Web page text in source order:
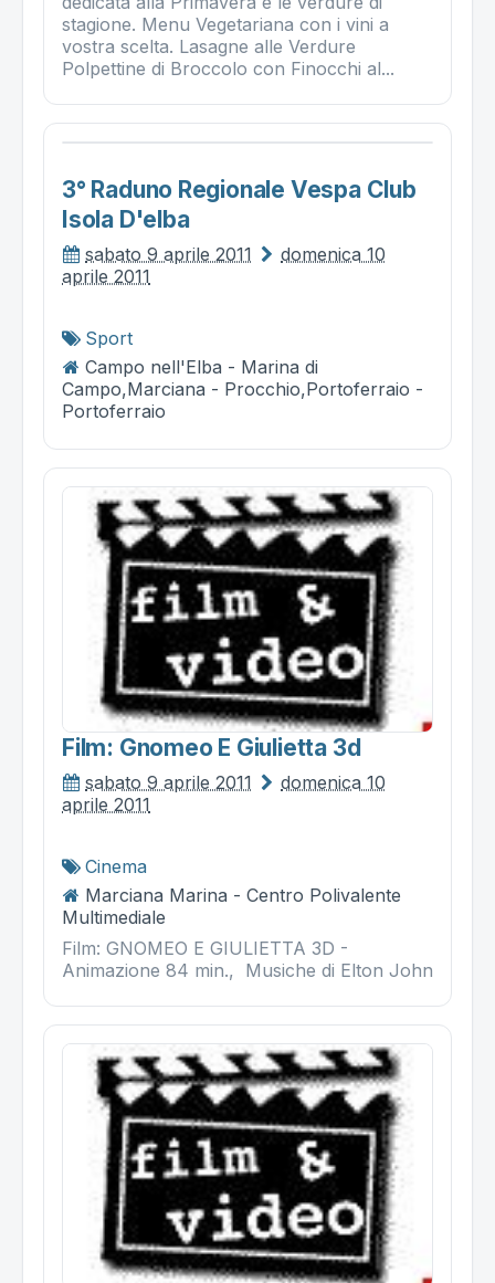
stagione. Menu Vegetariana con i vini a
vostra scelta. Lasagne alle Verdure
Polpettine di Broccolo con Finocchi al...
3° Raduno Regionale Vespa Club
Isola D'elba
sabato 9 aprile 2011
domenica 10
aprile 2011
Sport
Campo nell'Elba - Marina di
Campo,Marciana - Procchio,Portoferraio -
Portoferraio
Film: Gnomeo E Giulietta 3d
sabato 9 aprile 2011
domenica 10
aprile 2011
Cinema
Marciana Marina - Centro Polivalente
Multimediale
Film: GNOMEO E GIULIETTA 3D -
Animazione 84 min., Musiche di Elton John